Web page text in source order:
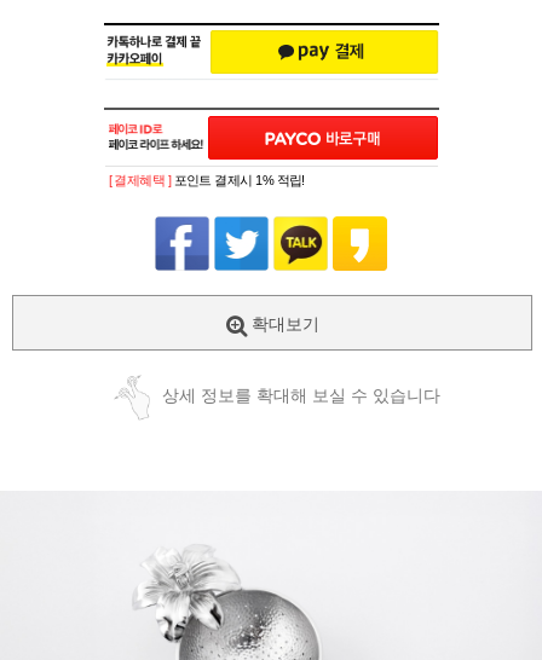
[ 결제혜택 ] 포인트 결제시 1% 적립!
확대보기
상세 정보를 확대해 보실 수 있습니다